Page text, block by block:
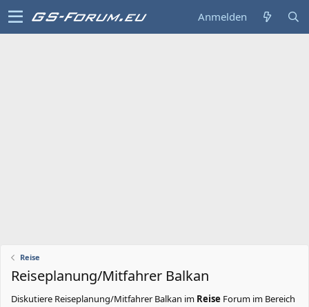
Anmelden
Reise
Reiseplanung/Mitfahrer Balkan
Diskutiere Reiseplanung/Mitfahrer Balkan im Reise Forum im Bereich